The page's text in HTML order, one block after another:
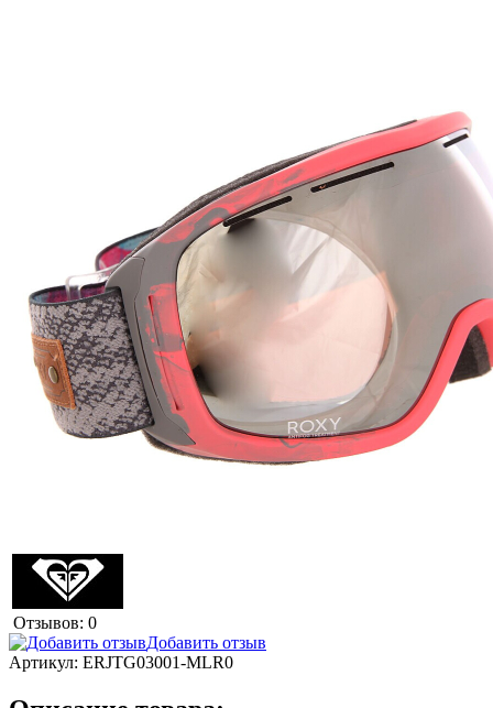
Отзывов: 0
Добавить отзыв
Артикул: ERJTG03001-MLR0